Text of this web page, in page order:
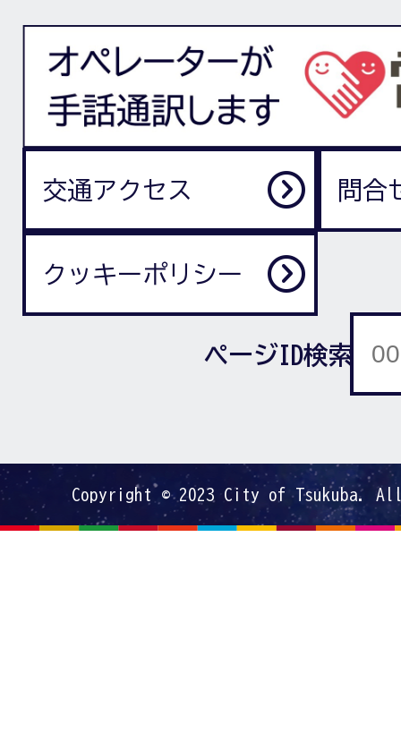
交通アクセス 問合
クッキーポリシー
ページID検索
Copyright © 2023 City of Tsukuba.